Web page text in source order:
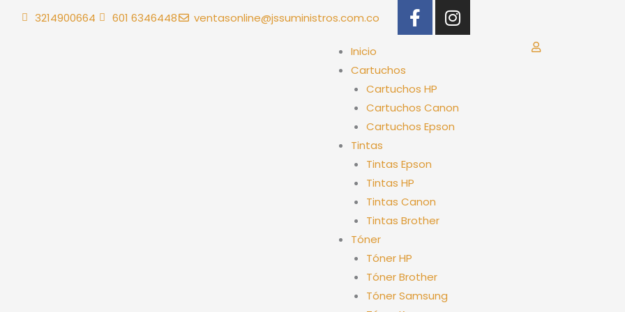
3214900664 601 6346448 ventasonline@jssuministros.com.co F
a
c
o
o
k
f
I
n
s
r
a
Inicio
Cartuchos
Cartuchos HP
Cartuchos Canon
Cartuchos Epson
Tintas
Tintas Epson
Tintas HP
Tintas Canon
Tintas Brother
Tóner
Tóner HP
Tóner Brother
Tóner Samsung